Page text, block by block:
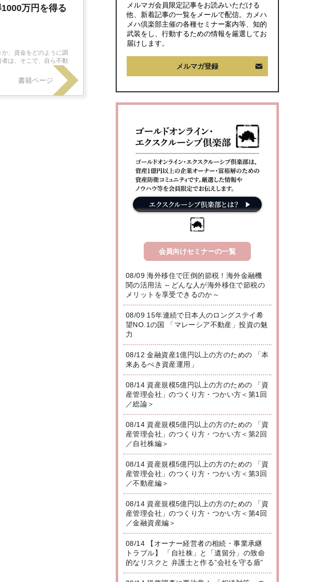
万円を得る
、資金をどのように調
は、そこで、自ら不動
書籍ページ
メルマガ会員限定記事をお読みいただける
他、新着記事の一覧をメールで配信。カメハ
メハ倶楽部主催の各種セミナー案内等、知的
武装をし、行動するための情報を厳選してお
届けします。
メルマガ登録
会員向けセミナーの一覧
08/09 海外移住で圧倒的節税！海外金融機
関の活用法 ～どんな人が海外移住で節税の
メリットを享受できるのか～
08/09 15年連続で日本人のロングステイ希
望NO.1の国 「マレーシア不動産」投資の魅
力
08/12 金融資産1億円以上の方のための 「本
来あるべき資産運用」
08/14 資産規模5億円以上の方のための 「資
産管理会社」のつくり方・つかい方＜第1回
／総論＞
08/14 資産規模5億円以上の方のための 「資
産管理会社」のつくり方・つかい方＜第2回
／自社株編＞
08/14 資産規模5億円以上の方のための 「資
産管理会社」のつくり方・つかい方＜第3回
／不動産編＞
08/14 資産規模5億円以上の方のための 「資
産管理会社」のつくり方・つかい方＜第4回
／金融資産編＞
08/14 【オーナー経営者の相続・事業承継
トラブル】 「自社株」と「遺留分」の致命
的なリスクと 弁護士と作る”会社を守る盾”